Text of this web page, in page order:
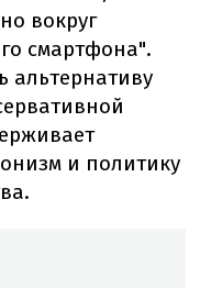
вокруг
смартфона".
альтернативу
и политику